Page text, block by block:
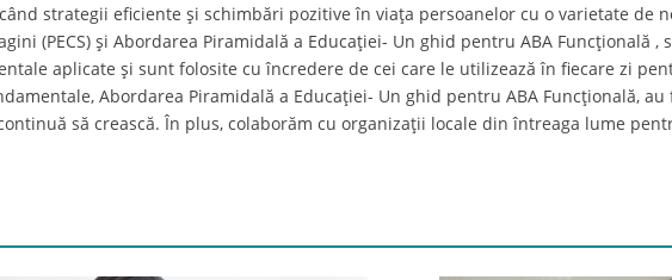
strategii eficiente și schimbări pozitive în viața persoanelor cu o varietate de
(PECS) și Abordarea Piramidală a Educației- Un ghid pentru ABA Funcțională ​,
aplicate și sunt folosite cu încredere de cei care le utilizează în fiecare zi
Abordarea Piramidală a Educației- Un ghid pentru ABA Funcțională, au
să crească. În plus, colaborăm cu organizații locale din întreaga lume